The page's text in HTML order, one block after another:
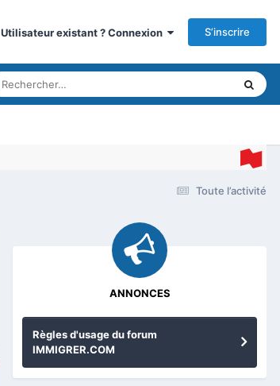
Utilisateur existant ? Connexion S’inscrire
Toute l’activité
ANNONCES
Règles d'usage du forum
IMMIGRER.COM